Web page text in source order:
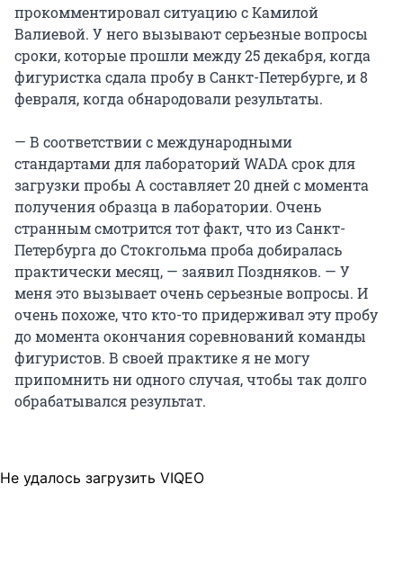
прокомментировал ситуацию с Камилой
Валиевой. У него вызывают серьезные вопросы
сроки, которые прошли между 25 декабря, когда
фигуристка сдала пробу в Санкт-Петербурге, и 8
февраля, когда обнародовали результаты.
— В соответствии с международными
стандартами для лабораторий WADA срок для
загрузки пробы А составляет 20 дней с момента
получения образца в лаборатории. Очень
странным смотрится тот факт, что из Санкт-
Петербурга до Стокгольма проба добиралась
практически месяц, — заявил Поздняков. — У
меня это вызывает очень серьезные вопросы. И
очень похоже, что кто-то придерживал эту пробу
до момента окончания соревнований команды
фигуристов. В своей практике я не могу
припомнить ни одного случая, чтобы так долго
обрабатывался результат.
Не удалось загрузить VIQEO